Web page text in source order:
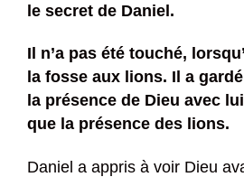
le secret de Daniel.
Il n’a pas été touché,
la fosse aux lions. Il a
la présence de Dieu avec
que la présence des lions.
Daniel a appris à voir Dieu